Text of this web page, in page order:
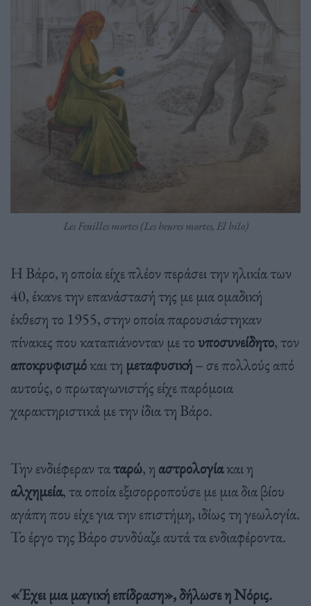
Les Feuilles mortes (Les heures mortes, El hilo)
Η Βάρο, η οποία είχε πλέον περάσει την ηλικία των
40, έκανε την επανάστασή της με μια ομαδική
έκθεση το 1955, στην οποία παρουσιάστηκαν
πίνακες που καταπιάνονταν με τουποσυνείδητο, τον
αποκρυφισμόκαι τη μεταφυσική– σε πολλούς από
αυτούς, ο πρωταγωνιστής είχε παρόμοια
χαρακτηριστικά με την ίδια τη Βάρο.
Την ενδιέφεραν ταταρώ, η αστρολογίακαι η
αλχημεία, τα οποία εξισορροπούσε με μια δια βίου
αγάπη που είχε για την επιστήμη, ιδίως τη γεωλογία.
Το έργο της Βάρο συνδύαζε αυτά τα ενδιαφέροντα.
«Έχει μια μαγική επίδραση», δήλωσε η Νόρις.